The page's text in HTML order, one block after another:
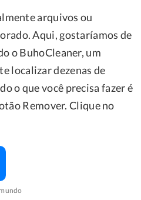
arquivos ou
Aqui, gostaríamos de
o BuhoCleaner, um
localizar dezenas de
o que você precisa fazer é
Remover. Clique no